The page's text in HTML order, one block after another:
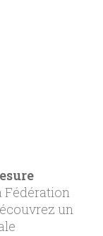
Fédération
un